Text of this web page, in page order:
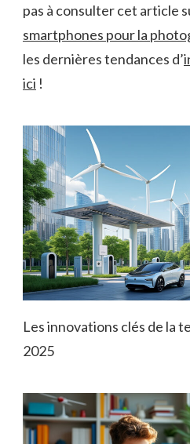
pas à consulter cet article
smartphones pour la
les dernières tendances d’
ici !
Les innovations clés de la
2025